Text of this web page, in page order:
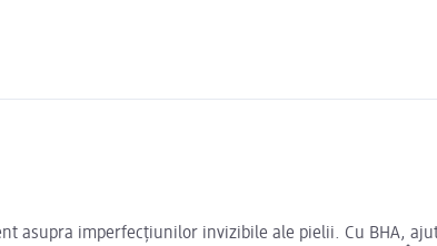
asupra imperfecțiunilor invizibile ale pielii. Cu BHA,